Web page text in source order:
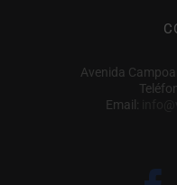
Avenida
Email: